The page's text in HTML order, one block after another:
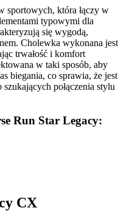
sportowych, która łączy w
typowymi dla
się wygodą,
Cholewka wykonana jest
trwałość i komfort
w taki sposób, aby
biegania, co sprawia, że jest
połączenia stylu
Run Star Legacy:
CX